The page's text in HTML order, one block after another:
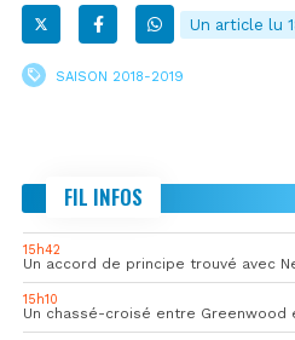
Un article lu
SAISON 2018-2019
FIL INFOS
15h42
Un accord de principe trouvé avec
15h10
Un chassé-croisé entre Greenwood